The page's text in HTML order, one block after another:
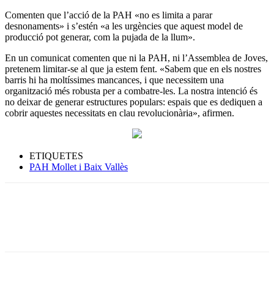
Comenten que l’acció de la PAH «no es limita a parar
desnonaments» i s’estén «a les urgències que aquest model de
producció pot generar, com la pujada de la llum».
En un comunicat comenten que ni la PAH, ni l’Assemblea de Joves,
pretenem limitar-se al que ja estem fent. «Sabem que en els nostres
barris hi ha moltíssimes mancances, i que necessitem una
organització més robusta per a combatre-les. La nostra intenció és
no deixar de generar estructures populars: espais que es dediquen a
cobrir aquestes necessitats en clau revolucionària», afirmen.
ETIQUETES
PAH Mollet i Baix Vallès